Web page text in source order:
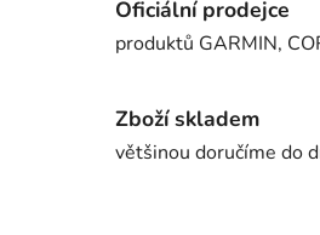
Oficiální prodejce
produktů GARMIN,
Zboží skladem
většinou doručíme do